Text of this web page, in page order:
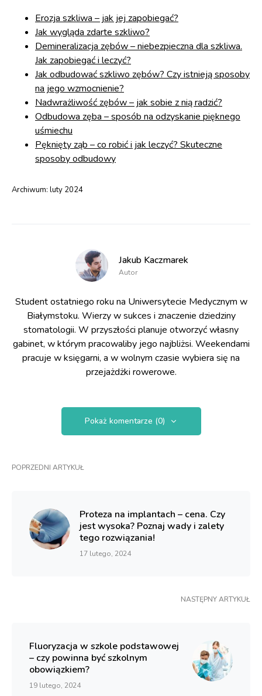
Erozja szkliwa – jak jej zapobiegać?
Jak wygląda zdarte szkliwo?
Demineralizacja zębów – niebezpieczna dla szkliwa.
Jak zapobiegać i leczyć?
Jak odbudować szkliwo zębów? Czy istnieją sposoby
na jego wzmocnienie?
Nadwrażliwość zębów – jak sobie z nią radzić?
Odbudowa zęba – sposób na odzyskanie pięknego
uśmiechu
Pęknięty ząb – co robić i jak leczyć? Skuteczne
sposoby odbudowy
Archiwum: luty 2024
Jakub Kaczmarek
Autor
Student ostatniego roku na Uniwersytecie Medycznym w
Białymstoku. Wierzy w sukces i znaczenie dziedziny
stomatologii. W przyszłości planuje otworzyć własny
gabinet, w którym pracowaliby jego najbliżsi. Weekendami
pracuje w księgarni, a w wolnym czasie wybiera się na
przejażdżki rowerowe.
Pokaż komentarze (0)
POPRZEDNI ARTYKUŁ
Proteza na implantach – cena. Czy
jest wysoka? Poznaj wady i zalety
tego rozwiązania!
17 lutego, 2024
NASTĘPNY ARTYKUŁ
Fluoryzacja w szkole podstawowej
– czy powinna być szkolnym
obowiązkiem?
19 lutego, 2024